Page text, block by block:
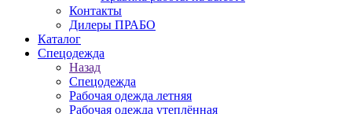
Контакты
Дилеры ПРАБО
Каталог
Спецодежда
Назад
Спецодежда
Рабочая одежда летняя
Рабочая одежда утеплённая